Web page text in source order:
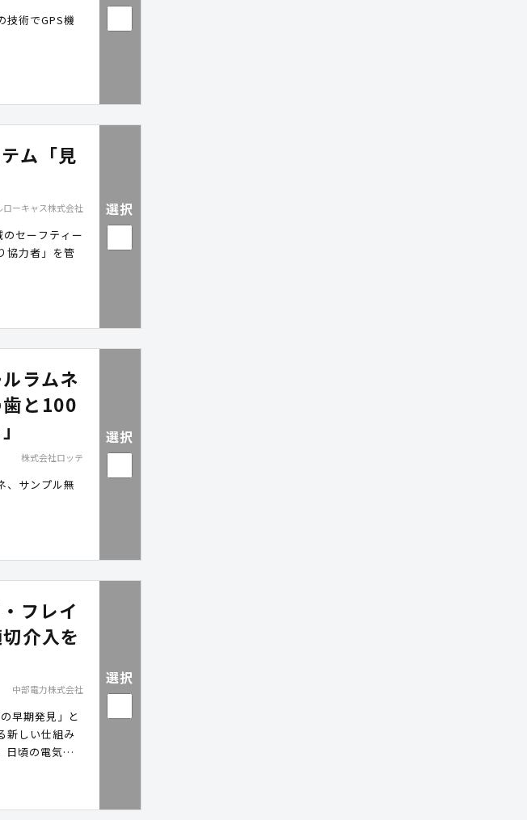
技術でGPS機
ム「見
ローキャス株式会社
セーフティー
協力者」を管
選択
ラムネ
と100
株式会社ロッテ
、サンプル無
選択
フレイ
介入を
中部電力株式会社
早期発見」と
新しい仕組み
日頃の電気の
を検知するた
できます。
選択